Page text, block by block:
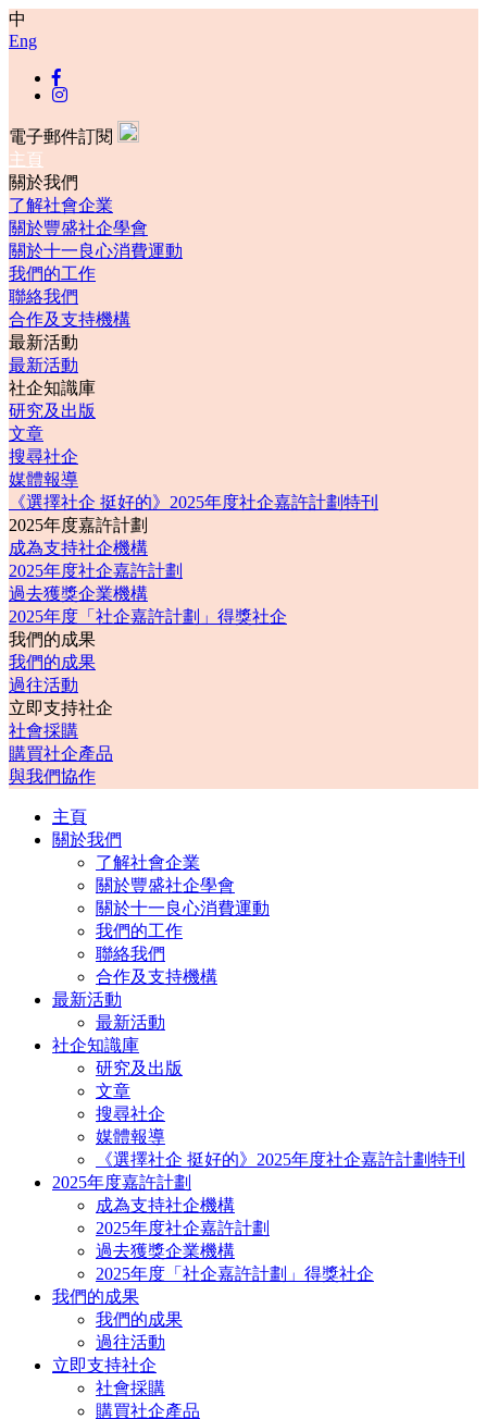
中
Eng
電子郵件訂閱
主頁
關於我們
了解社會企業
關於豐盛社企學會
關於十一良心消費運動
我們的工作
聯絡我們
合作及支持機構
最新活動
最新活動
社企知識庫
研究及出版
文章
搜尋社企
媒體報導
《選擇社企 挺好的》2025年度社企嘉許計劃特刊
2025年度嘉許計劃
成為支持社企機構
2025年度社企嘉許計劃
過去獲獎企業機構
2025年度「社企嘉許計劃」得獎社企
我們的成果
我們的成果
過往活動
立即支持社企
社會採購
購買社企產品
與我們協作
主頁
關於我們
了解社會企業
關於豐盛社企學會
關於十一良心消費運動
我們的工作
聯絡我們
合作及支持機構
最新活動
最新活動
社企知識庫
研究及出版
文章
搜尋社企
媒體報導
《選擇社企 挺好的》2025年度社企嘉許計劃特刊
2025年度嘉許計劃
成為支持社企機構
2025年度社企嘉許計劃
過去獲獎企業機構
2025年度「社企嘉許計劃」得獎社企
我們的成果
我們的成果
過往活動
立即支持社企
社會採購
購買社企產品